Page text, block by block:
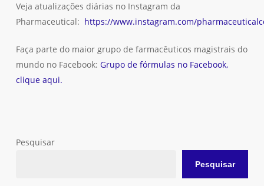
Veja atualizações diárias no Instagram da
Pharmaceutical: https://www.instagram.com/
Faça parte do maior grupo de farmacêuticos magistrais do
mundo no Facebook: Grupo de fórmulas no Facebook,
clique aqui.
Pesquisar
Pesquisar